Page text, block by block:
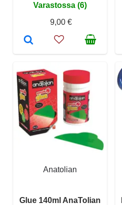
Varastossa (6)
9,00 €
Anatolian
Glue 140ml AnaTolian